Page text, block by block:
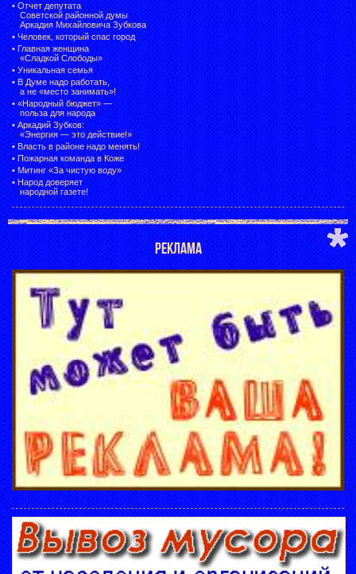
• Отчет депутата
Советской районной думы
Аркадия Михайловича Зубкова
• Человек, который спас город
• Главная женщина
«Сладкой Слободы»
• Уникальная семья
• В Думе надо работать,
а не «место занимать»!
• «Народный бюджет» —
польза для народа
• Аркадий Зубков:
«Энергия — это действие!»
• Власть в районе надо менять!
• Пожарная команда в Коже
• Митинг «За чистую воду»
• Народ доверяет
народной газете!
РЕКЛАМА